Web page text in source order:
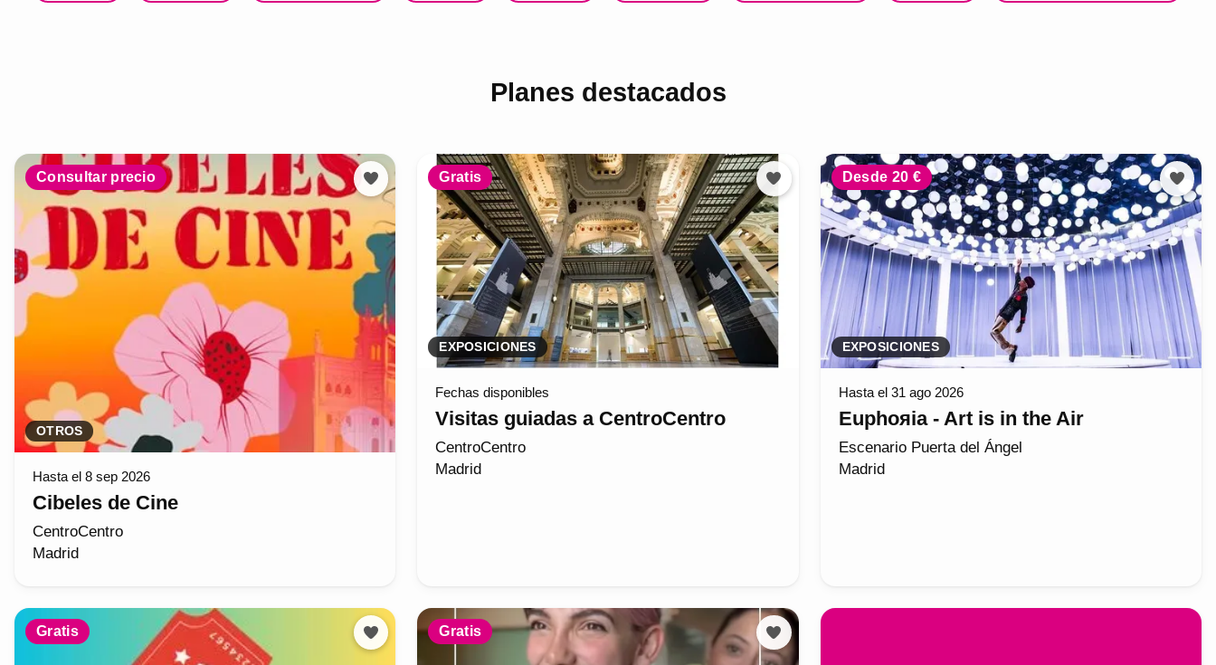
Planes destacados
Consultar precio
OTROS
Hasta el 8 sep 2026
Cibeles de Cine
CentroCentro
Madrid
Gratis
EXPOSICIONES
Fechas disponibles
Visitas guiadas a CentroCentro
CentroCentro
Madrid
Desde 20 €
EXPOSICIONES
Hasta el 31 ago 2026
Euphoяia - Art is in the Air
Escenario Puerta del Ángel
Madrid
Gratis Gratis